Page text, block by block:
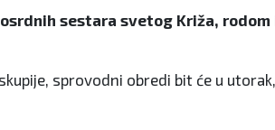
sestara svetog Križa,
sprovodni obredi bit će u